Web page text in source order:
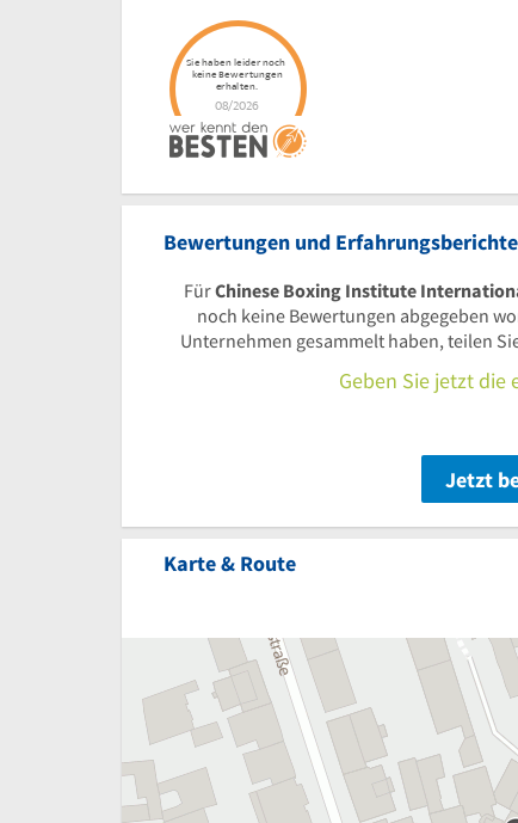
Bewertungen und Erfahrungsberichte
FürChinese Boxing Institute
noch keine Bewertungen abgegeben
Unternehmen gesammelt haben, teilen
Geben Sie jetzt die
Jetzt
Karte & Route